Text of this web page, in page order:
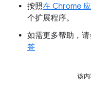
按照在 Chrome
个扩展程序。
如需更多帮助，请
答
该